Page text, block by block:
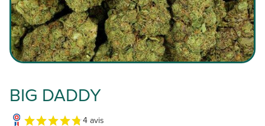
BIG DADDY
4 avis